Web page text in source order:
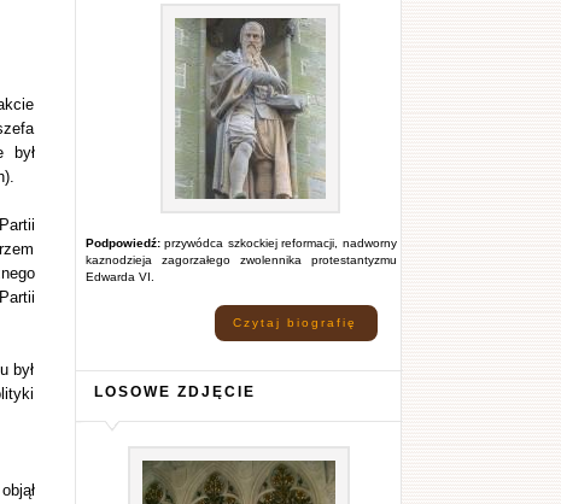
był
był
Podpowiedź:przywódca szkockiej reformacji, nadworny
kaznodzieja zagorzałego zwolennika protestantyzmu
Edwarda VI.
Czytaj biografię
LOSOWE ZDJĘCIE